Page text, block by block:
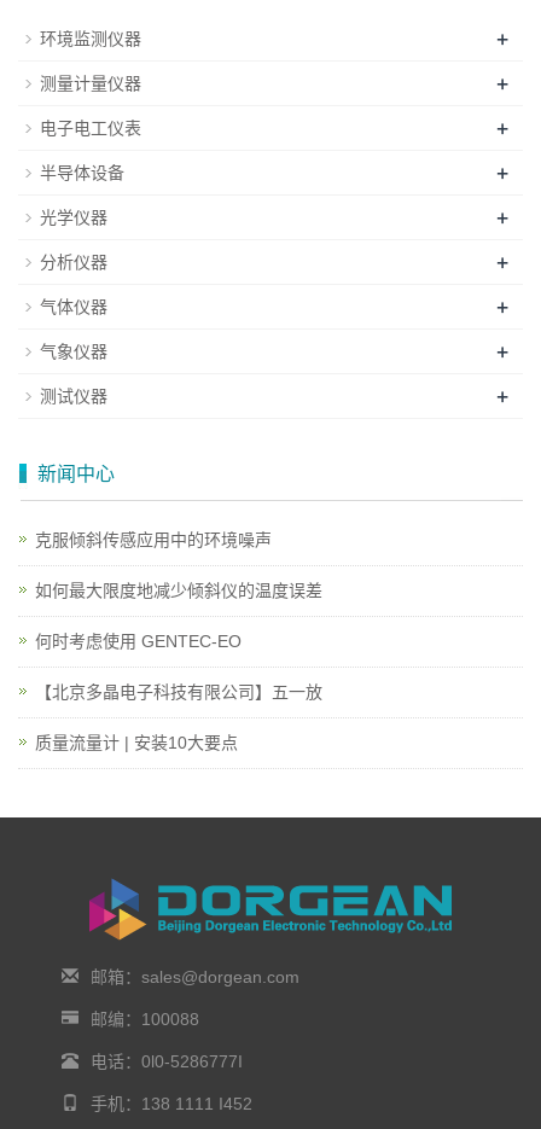
环境监测仪器 +
测量计量仪器 +
电子电工仪表 +
半导体设备 +
光学仪器 +
分析仪器 +
气体仪器 +
气象仪器 +
测试仪器 +
新闻中心
克服倾斜传感应用中的环境噪声
如何最大限度地减少倾斜仪的温度误差
何时考虑使用 GENTEC-EO
【北京多晶电子科技有限公司】五一放
质量流量计 | 安装10大要点
邮箱：sales@dorgean.com
邮编：100088
电话：0l0-5286777I
手机：138 1111 I452